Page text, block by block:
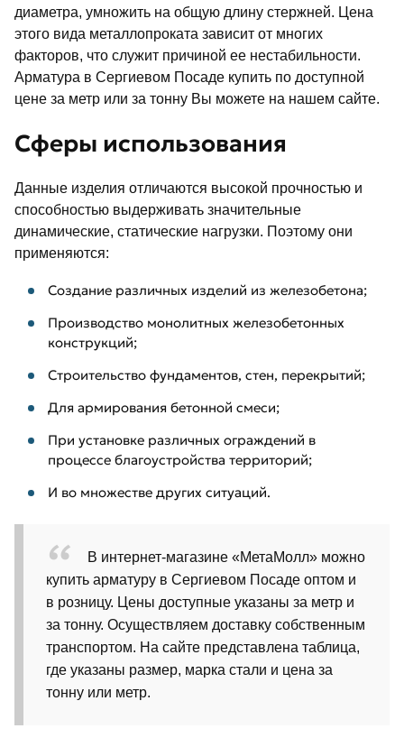
диаметра, умножить на общую длину стержней. Цена
этого вида металлопроката зависит от многих
факторов, что служит причиной ее нестабильности.
Арматура в Сергиевом Посаде купить по доступной
цене за метр или за тонну Вы можете на нашем сайте.
Сферы использования
Данные изделия отличаются высокой прочностью и
способностью выдерживать значительные
динамические, статические нагрузки. Поэтому они
применяются:
Создание различных изделий из железобетона;
Производство монолитных железобетонных
конструкций;
Строительство фундаментов, стен, перекрытий;
Для армирования бетонной смеси;
При установке различных ограждений в
процессе благоустройства территорий;
И во множестве других ситуаций.
В интернет-магазине «МетаМолл» можно
купить арматуру в Сергиевом Посаде оптом и
в розницу. Цены доступные указаны за метр и
за тонну. Осуществляем доставку собственным
транспортом. На сайте представлена таблица,
где указаны размер, марка стали и цена за
тонну или метр.